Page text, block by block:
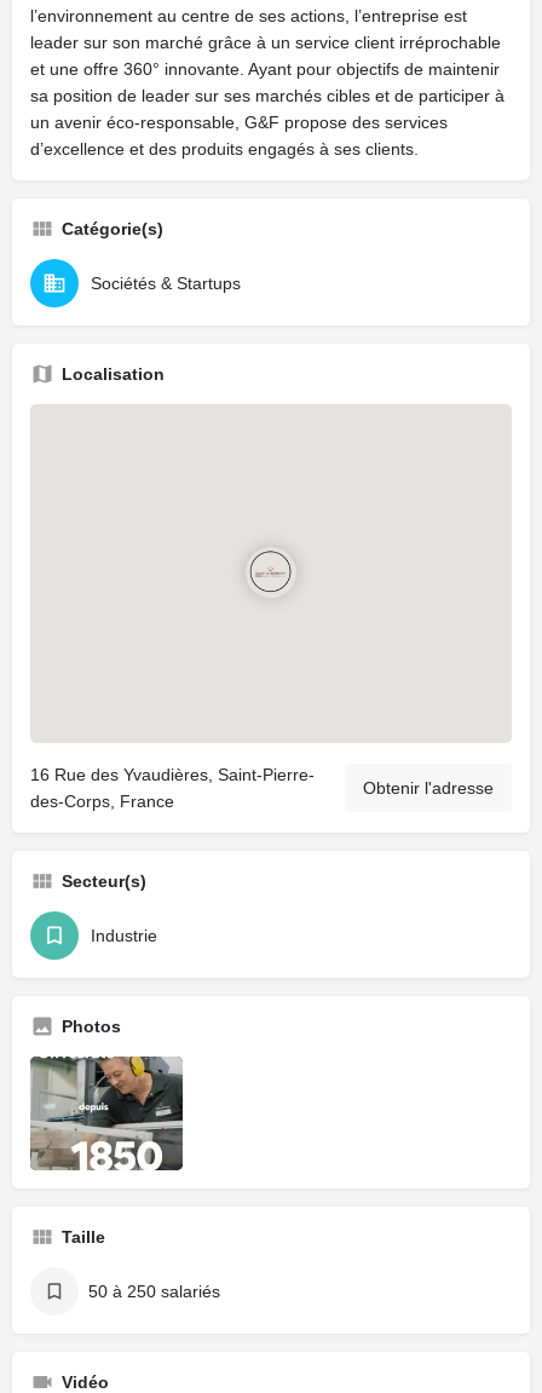
l’environnement au centre de ses actions, l’entreprise est
leader sur son marché grâce à un service client irréprochable
et une offre 360° innovante. Ayant pour objectifs de maintenir
sa position de leader sur ses marchés cibles et de participer à
un avenir éco-responsable, G&F propose des services
d’excellence et des produits engagés à ses clients.
Catégorie(s)
Sociétés & Startups
Localisation
16 Rue des Yvaudières, Saint-Pierre-
des-Corps, France
Obtenir l'adresse
Secteur(s)
Industrie
Photos
Taille
50 à 250 salariés
Vidéo